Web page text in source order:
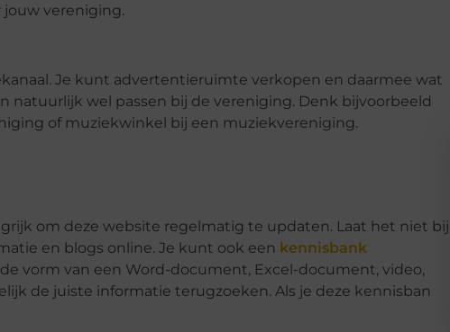
vereniging.
Je kunt advertentieruimte verkopen en daarmee wat
wel passen bij de vereniging. Denk bijvoorbeeld
of muziekwinkel bij een muziekvereniging.
om deze website regelmatig te updaten. Laat het niet bij
en blogs online. Je kunt ook een kennisbank
vorm van een Word-document, Excel-document, video,
de juiste informatie terugzoeken. Als je deze kennisban